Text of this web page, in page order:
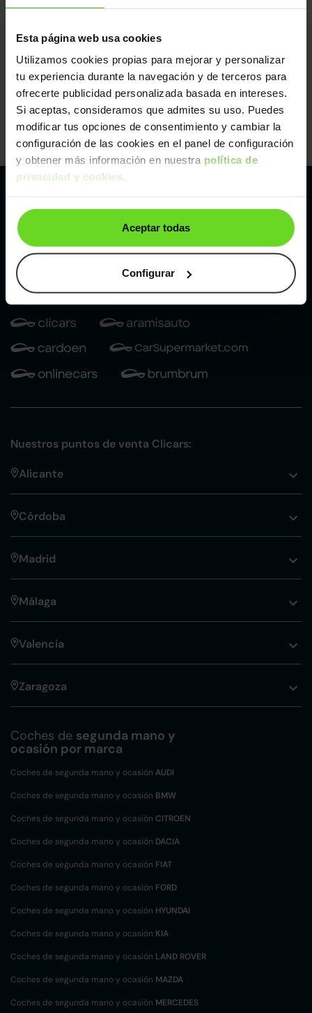
Esta página web usa cookies
Utilizamos cookies propias para mejorar y personalizar
tu experiencia durante la navegación y de terceros para
ofrecerte publicidad personalizada basada en intereses.
Si aceptas, consideramos que admites su uso. Puedes
modificar tus opciones de consentimiento y cambiar la
configuración de las cookies en el panel de configuración
y obtener más información en nuestra política de
privacidad y cookies.
Aceptar todas
Configurar
Pertenecemos al líder europeo de
compraventa de coches online
Con sede en: España, Francia, Bélgica, Reino Unido, Austria
e Italia.
¡Vendemos 1 coche por minuto!
Nuestros puntos de venta Clicars:
Alicante
Córdoba
Madrid
Málaga
Valencia
Zaragoza
Coches de segunda mano y
ocasión por marca
Coches de segunda mano y ocasión AUDI
Coches de segunda mano y ocasión BMW
Coches de segunda mano y ocasión CITROEN
Coches de segunda mano y ocasión DACIA
Coches de segunda mano y ocasión FIAT
Coches de segunda mano y ocasión FORD
Coches de segunda mano y ocasión HYUNDAI
Coches de segunda mano y ocasión KIA
Coches de segunda mano y ocasión LAND ROVER
Coches de segunda mano y ocasión MAZDA
Coches de segunda mano y ocasión MERCEDES